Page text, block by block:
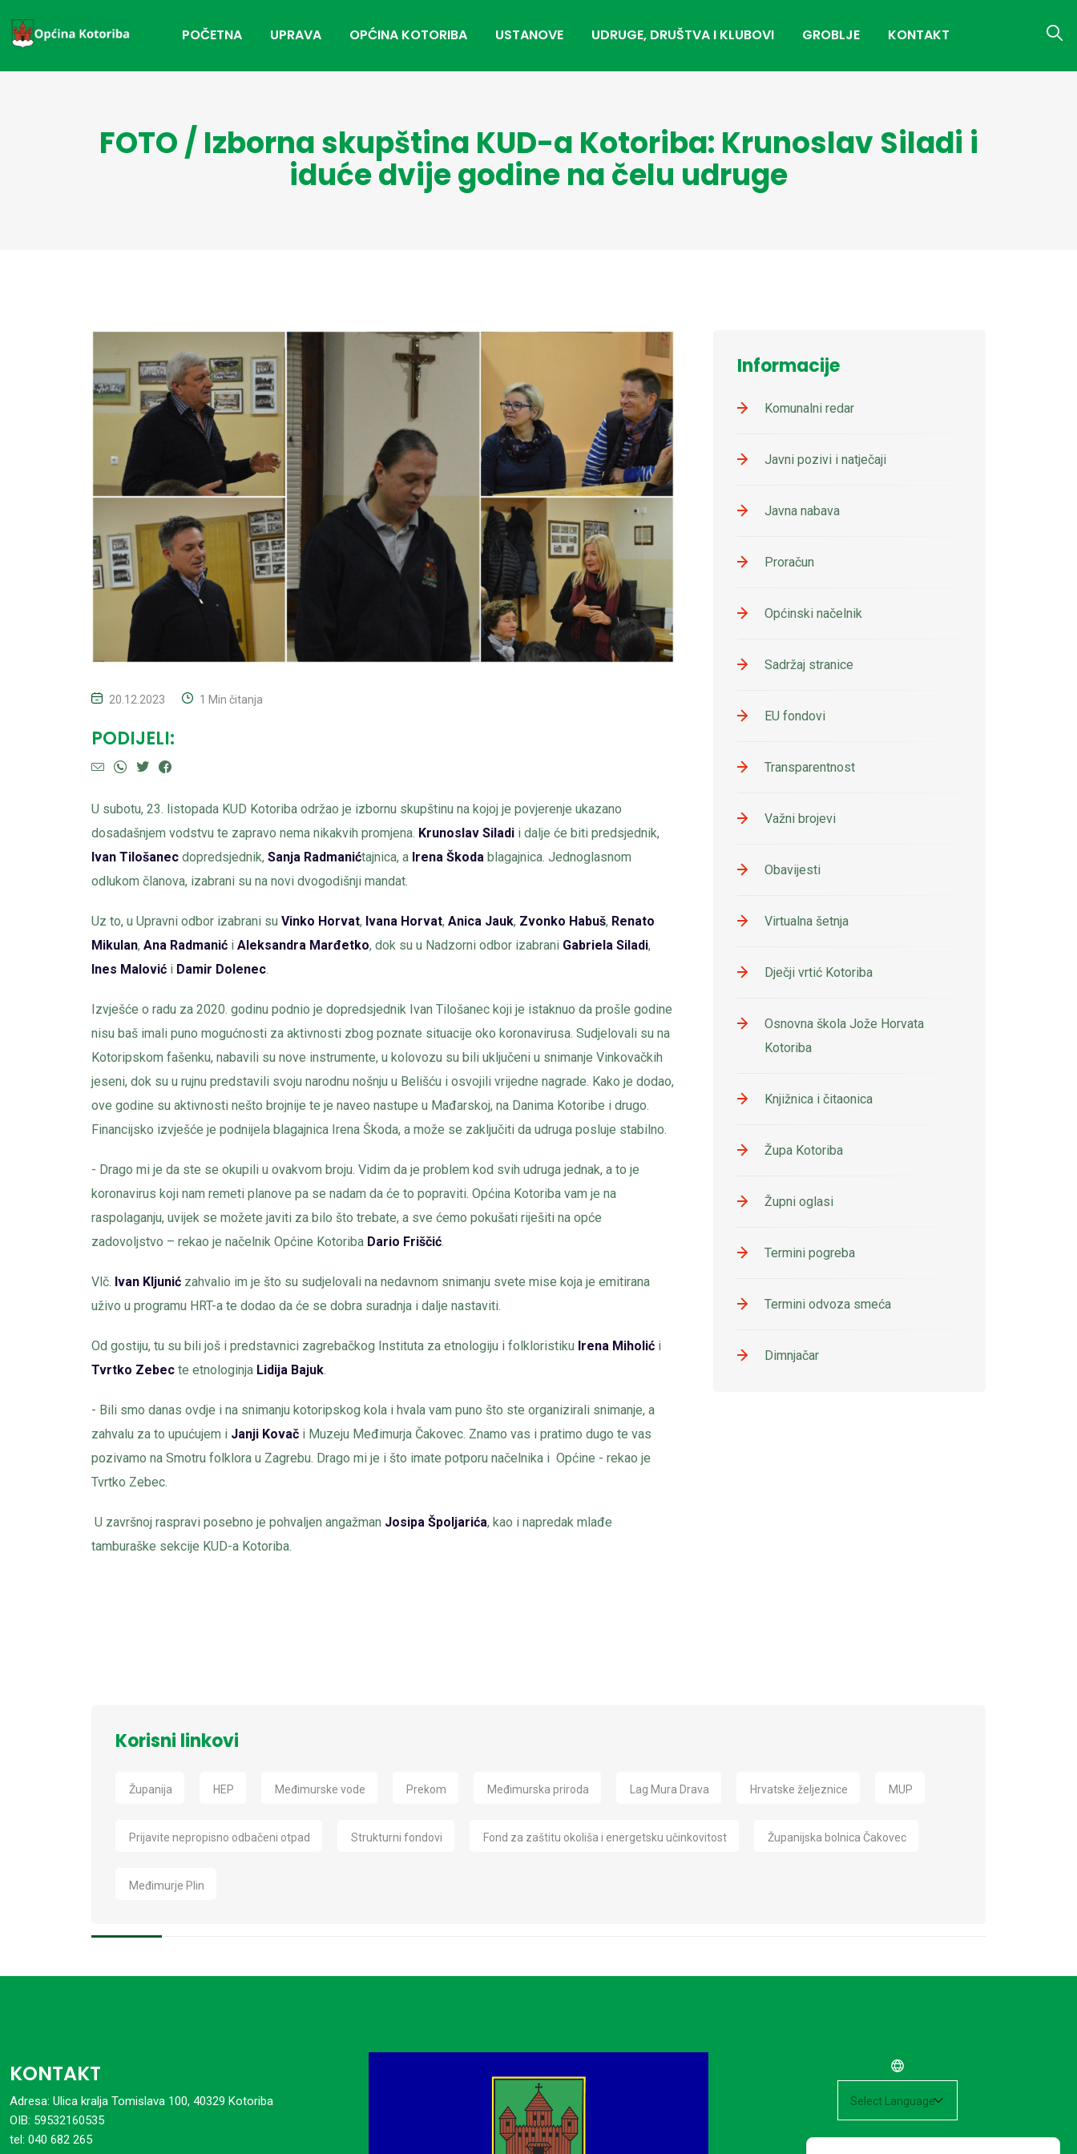
POČETNA UPRAVA OPĆINA KOTORIBA USTANOVE UDRUGE, DRUŠTVA I KLUBOVI GROBLJE KONTAKT
FOTO / Izborna skupština KUD-a Kotoriba: Krunoslav Siladi i
iduće dvije godine na čelu udruge
20.12.2023 1 Min čitanja
PODIJELI:
U subotu, 23. listopada KUD Kotoriba održao je izbornu skupštinu na kojoj je povjerenje ukazano
dosadašnjem vodstvu te zapravo nema nikakvih promjena. Krunoslav Siladi i dalje će biti predsjednik,
Ivan Tilošanec dopredsjednik, Sanja Radmanićtajnica, a Irena Škoda blagajnica. Jednoglasnom
odlukom članova, izabrani su na novi dvogodišnji mandat.
Uz to, u Upravni odbor izabrani su Vinko Horvat, Ivana Horvat, Anica Jauk, Zvonko Habuš, Renato
Mikulan, Ana Radmanić i Aleksandra Marđetko, dok su u Nadzorni odbor izabrani Gabriela Siladi,
Ines Malović i Damir Dolenec.
Izvješće o radu za 2020. godinu podnio je dopredsjednik Ivan Tilošanec koji je istaknuo da prošle godine
nisu baš imali puno mogućnosti za aktivnosti zbog poznate situacije oko koronavirusa. Sudjelovali su na
Kotoripskom fašenku, nabavili su nove instrumente, u kolovozu su bili uključeni u snimanje Vinkovačkih
jeseni, dok su u rujnu predstavili svoju narodnu nošnju u Belišću i osvojili vrijedne nagrade. Kako je dodao,
ove godine su aktivnosti nešto brojnije te je naveo nastupe u Mađarskoj, na Danima Kotoribe i drugo.
Financijsko izvješće je podnijela blagajnica Irena Škoda, a može se zaključiti da udruga posluje stabilno.
- Drago mi je da ste se okupili u ovakvom broju. Vidim da je problem kod svih udruga jednak, a to je
koronavirus koji nam remeti planove pa se nadam da će to popraviti. Općina Kotoriba vam je na
raspolaganju, uvijek se možete javiti za bilo što trebate, a sve ćemo pokušati riješiti na opće
zadovoljstvo – rekao je načelnik Općine Kotoriba Dario Friščić.
Vlč. Ivan Kljunić zahvalio im je što su sudjelovali na nedavnom snimanju svete mise koja je emitirana
uživo u programu HRT-a te dodao da će se dobra suradnja i dalje nastaviti.
Od gostiju, tu su bili još i predstavnici zagrebačkog Instituta za etnologiju i folkloristiku Irena Miholić i
Tvrtko Zebec te etnologinja Lidija Bajuk.
- Bili smo danas ovdje i na snimanju kotoripskog kola i hvala vam puno što ste organizirali snimanje, a
zahvalu za to upućujem i Janji Kovač i Muzeju Međimurja Čakovec. Znamo vas i pratimo dugo te vas
pozivamo na Smotru folklora u Zagrebu. Drago mi je i što imate potporu načelnika i Općine - rekao je
Tvrtko Zebec.
U završnoj raspravi posebno je pohvaljen angažman Josipa Špoljarića, kao i napredak mlađe
tamburaške sekcije KUD-a Kotoriba.
Informacije
Komunalni redar
Javni pozivi i natječaji
Javna nabava
Proračun
Općinski načelnik
Sadržaj stranice
EU fondovi
Transparentnost
Važni brojevi
Obavijesti
Virtualna šetnja
Dječji vrtić Kotoriba
Osnovna škola Jože Horvata
Kotoriba
Knjižnica i čitaonica
Župa Kotoriba
Župni oglasi
Termini pogreba
Termini odvoza smeća
Dimnjačar
Korisni linkovi
Županija HEP Međimurske vode Prekom Međimurska priroda Lag Mura Drava Hrvatske željeznice MUP
Prijavite nepropisno odbačeni otpad Strukturni fondovi Fond za zaštitu okoliša i energetsku učinkovitost Županijska bolnica Čakovec
Međimurje Plin
KONTAKT
Adresa: Ulica kralja Tomislava 100, 40329 Kotoriba
OIB: 59532160535
tel: 040 682 265